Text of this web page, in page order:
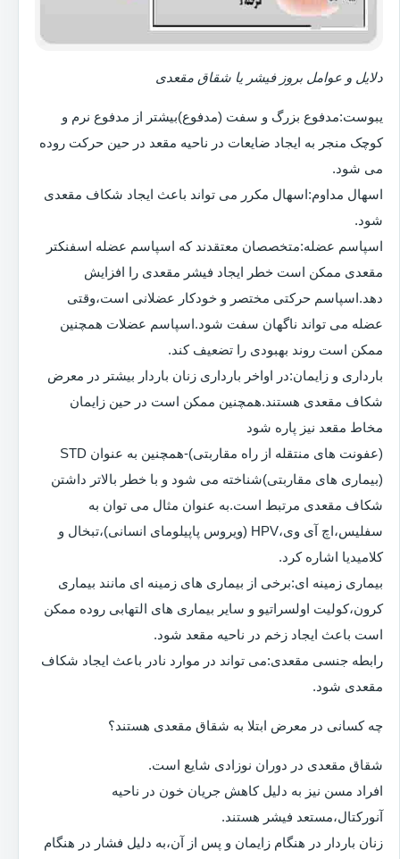
دلایل و عوامل بروز فیشر یا شقاق مقعدی
یبوست:مدفوع بزرگ و سفت (مدفوع)بیشتر از مدفوع نرم و
کوچک منجر به ایجاد ضایعات در ناحیه مقعد در حین حرکت روده
می شود.
اسهال مداوم:اسهال مکرر می تواند باعث ایجاد شکاف مقعدی
شود.
اسپاسم عضله:متخصصان معتقدند که اسپاسم عضله اسفنکتر
مقعدی ممکن است خطر ایجاد فیشر مقعدی را افزایش
دهد.اسپاسم حرکتی مختصر و خودکار عضلانی است،وقتی
عضله می تواند ناگهان سفت شود.اسپاسم عضلات همچنین
ممکن است روند بهبودی را تضعیف کند.
بارداری و زایمان:در اواخر بارداری زنان باردار بیشتر در معرض
شکاف مقعدی هستند.همچنین ممکن است در حین زایمان
مخاط مقعد نیز پاره شود
(عفونت های منتقله از راه مقاربتی)-همچنین به عنوان STD
(بیماری های مقاربتی)شناخته می شود و با خطر بالاتر داشتن
شکاف مقعدی مرتبط است.به عنوان مثال می توان به
سفلیس،اچ آی وی،HPV (ویروس پاپیلومای انسانی)،تبخال و
کلامیدیا اشاره کرد.
بیماری زمینه ای:برخی از بیماری های زمینه ای مانند بیماری
کرون،کولیت اولسراتیو و سایر بیماری های التهابی روده ممکن
است باعث ایجاد زخم در ناحیه مقعد شود.
رابطه جنسی مقعدی:می تواند در موارد نادر باعث ایجاد شکاف
مقعدی شود.
چه کسانی در معرض ابتلا به شقاق مقعدی هستند؟
شقاق مقعدی در دوران نوزادی شایع است.
افراد مسن نیز به دلیل کاهش جریان خون در ناحیه
آنورکتال،مستعد فیشر هستند.
زنان باردار در هنگام زایمان و پس از آن،به دلیل فشار در هنگام